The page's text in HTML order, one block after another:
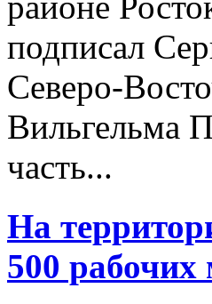
подписал
Северо-
Вильгельма
часть...
На
500 рабочих